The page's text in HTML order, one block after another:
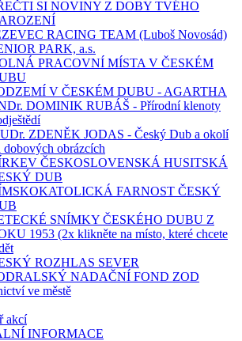
SI NOVINY Z DOBY TVÉHO
RACING TEAM (Luboš Novosád)
PARK, a.s.
PRACOVNÍ MÍSTA V ČESKÉM
V ČESKÉM DUBU - AGARTHA
DOMINIK RUBÁŠ - Přírodní klenoty
ZDENĚK JODAS - Český Dub a okolí
dobových obrázcích
ČESKOSLOVENSKÁ HUSITSKÁ
DUB
FARNOST ČESKÝ
SNÍMKY ČESKÉHO DUBU Z
1953 (2x klikněte na místo, které chcete
ROZHLAS SEVER
NADAČNÍ FOND ZOD
ve městě
akcí
INFORMACE